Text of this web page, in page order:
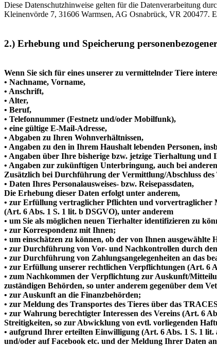
Diese Datenschutzhinweise gelten für die Datenverarbeitung
Kleinenvörde 7, 31606 Warmsen, AG Osnabrück, VR 200477.
2.) Erhebung und Speicherung
Wenn Sie sich für eines unserer zu vermittelnder Tiere
• Nachname, Vorname,
• Anschrift,
• Alter,
• Beruf,
• Telefonnummer (Festnetz und/oder Mobilfunk),
• eine gültige E-Mail-Adresse,
• Abgaben zu Ihren Wohnverhältnissen,
• Angaben zu den in Ihrem Haushalt lebenden Personen,
• Angaben über Ihre bisherige bzw. jetzige Tierhaltung
• Angaben zur zukünftigen Unterbringung, auch bei
Zusätzlich bei Durchführung der Vermittlung/Abschluss
• Daten Ihres Personalausweises- bzw. Reisepassdaten,
Die Erhebung dieser Daten erfolgt unter anderem,
• zur Erfüllung vertraglicher Pflichten und vorvertraglicher
(Art. 6 Abs. 1 S. 1 lit. b DSGVO), unter anderem
• um Sie als möglichen neuen Tierhalter identifizieren zu
• zur Korrespondenz mit Ihnen;
• um einschätzen zu können, ob der von Ihnen ausgewählte
• zur Durchführung von Vor- und Nachkontrollen durch
• zur Durchführung von Zahlungsangelegenheiten an das
• zur Erfüllung unserer rechtlichen Verpflichtungen (Art. 6
• zum Nachkommen der Verpflichtung zur Auskunft/
zuständigen Behörden, so unter anderem gegenüber dem
• zur Auskunft an die Finanzbehörden;
• zur Meldung des Transportes des Tieres über das
• zur Wahrung berechtigter Interessen des Vereins (Art. 6
Streitigkeiten, so zur Abwicklung von evtl. vorliegenden
• aufgrund Ihrer erteilten Einwilligung (Art. 6 Abs. 1 S. 1
und/oder auf Facebook etc. und der Meldung Ihrer Daten